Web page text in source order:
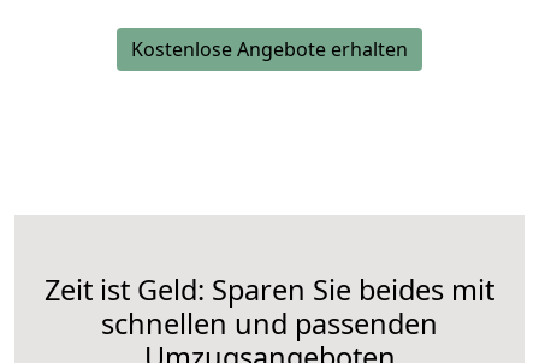
Kostenlose Angebote erhalten
Zeit ist Geld: Sparen Sie beides mit
schnellen und passenden